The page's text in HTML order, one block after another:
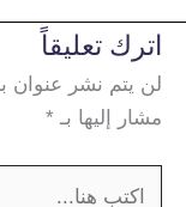
اترك تعليقاً
لن يتم نشر عنوان
مشار إليها بـ *